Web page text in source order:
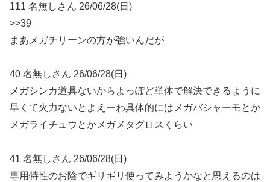
111 名無しさん 26/06/28(日)
>>39
まあメガチリーンの方が強いんだが
40 名無しさん 26/06/28(日)
メガシンカ道具ないからよっぽど単体で解決できるように
早くて火力ないとよえーわ具体的にはメガバシャーモとか
メガライチュウとかメガメタグロスくらい
41 名無しさん 26/06/28(日)
専用特性のお陰でギリギリ使ってみようかなと思えるのは